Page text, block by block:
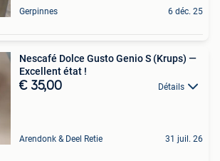
Gerpinnes 6 déc. 25
Nescafé Dolce Gusto Genio S (Krups) —
Excellent état !
€ 35,00 Détails
Arendonk & Deel Retie 31 juil. 26